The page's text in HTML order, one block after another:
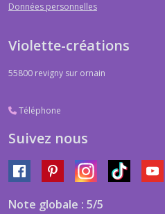
Données personnelles
Violette-créations
55800 revigny sur ornain
Téléphone
Suivez nous
Note globale : 5/5